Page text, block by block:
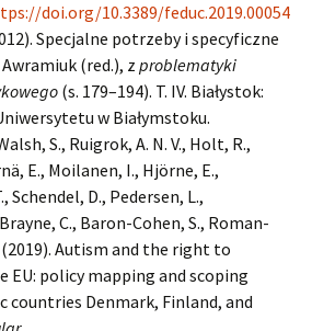
doi.org/10.3389/feduc.2019.00054
Specjalne potrzeby i specyficzne
(red.), z problematyki
(s. 179–194). T. IV. Białystok:
w Białymstoku.
S., Ruigrok, A. N. V., Holt, R.,
E., Moilanen, I., Hjörne, E.,
Schendel, D., Pedersen, L.,
C., Baron-Cohen, S., Roman-
Autism and the right to
EU: policy mapping and scoping
countries Denmark, Finland, and